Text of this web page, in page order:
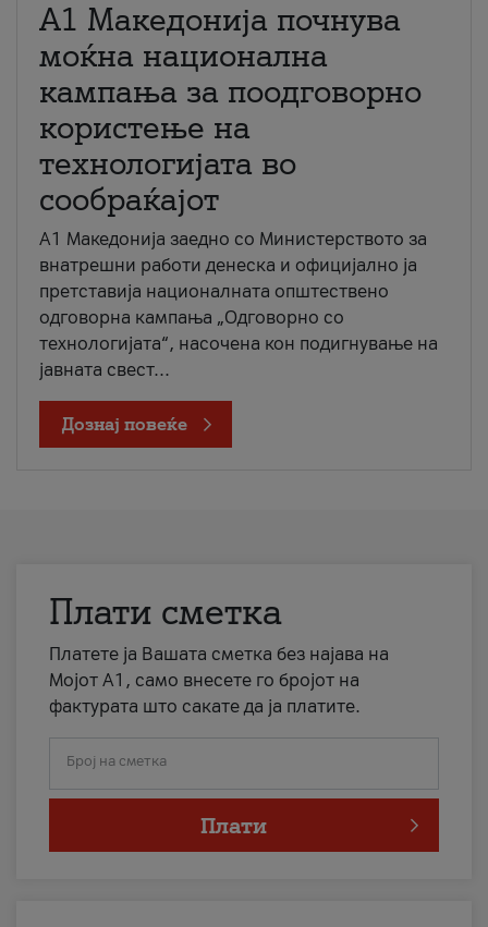
A1 Македонија почнува
моќна национална
кампања за поодговорно
користење на
технологијата во
сообраќајот
A1 Македонија заедно со Министерството за
внатрешни работи денеска и официјално ја
претставија националната општествено
одговорна кампања „Одговорно со
технологијата“, насочена кон подигнување на
јавната свест...
Дознај повеќе
Плати сметка
Платете ја Вашата сметка без најава на
Мојот А1, само внесете го бројот на
фактурата што сакате да ја платите.
Број на сметка
Плати